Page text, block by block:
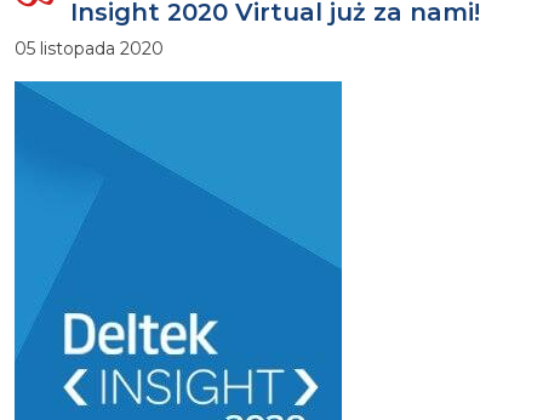
Insight 2020 Virtual już za nami!
05 listopada 2020